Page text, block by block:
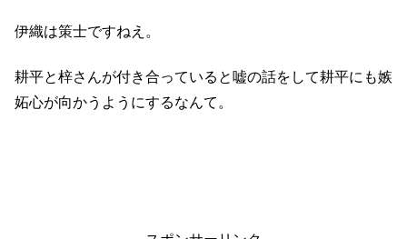
伊織は策士ですねえ。
耕平と梓さんが付き合っていると嘘の話をして耕平にも嫉
妬心が向かうようにするなんて。